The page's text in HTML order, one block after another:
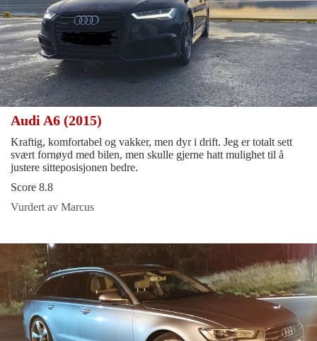
Audi A6 (2015)
Kraftig, komfortabel og vakker, men dyr i drift. Jeg er totalt sett
svært fornøyd med bilen, men skulle gjerne hatt mulighet til å
justere sitteposisjonen bedre.
Score 8.8
Vurdert av Marcus